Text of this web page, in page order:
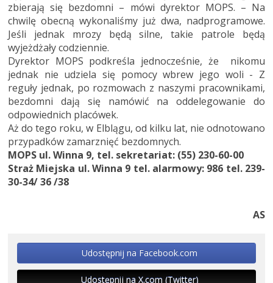
zbierają się bezdomni – mówi dyrektor MOPS. – Na
chwilę obecną wykonaliśmy już dwa, nadprogramowe.
Jeśli jednak mrozy będą silne, takie patrole będą
wyjeżdżały codziennie.
Dyrektor MOPS podkreśla jednocześnie, że nikomu
jednak nie udziela się pomocy wbrew jego woli - Z
reguły jednak, po rozmowach z naszymi pracownikami,
bezdomni dają się namówić na oddelegowanie do
odpowiednich placówek.
Aż do tego roku, w Elblągu, od kilku lat, nie odnotowano
przypadków zamarznięć bezdomnych.
MOPS ul. Winna 9, tel. sekretariat: (55) 230-60-00
Straż Miejska ul. Winna 9 tel. alarmowy: 986 tel. 239-
30-34/ 36 /38
AS
Udostępnij na Facebook.com
Udostępnij na X.com (Twitter)